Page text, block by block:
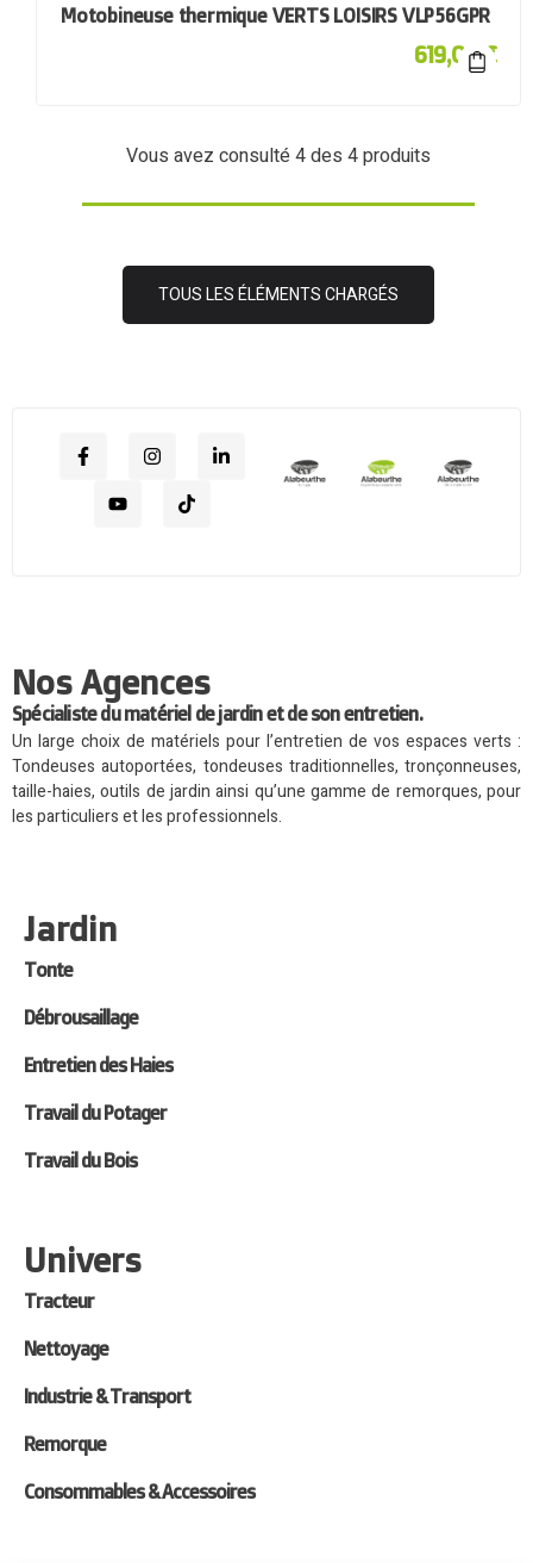
Motobineuse thermique VERTS LOISIRS VLP56GPR
619,00€
Vous avez consulté4des 4 produits
Nos Agences
Spécialiste du matériel de jardin et de son entretien.
Un large choix de matériels pour l’entretien de vos espaces verts :
Tondeuses autoportées, tondeuses traditionnelles, tronçonneuses,
taille-haies, outils de jardin ainsi qu’une gamme de remorques, pour
les particuliers et les professionnels.
Jardin
Tonte
Débrousaillage
Entretien des Haies
Travail du Potager
Travail du Bois
Univers
Tracteur
Nettoyage
Industrie & Transport
Remorque
Consommables & Accessoires